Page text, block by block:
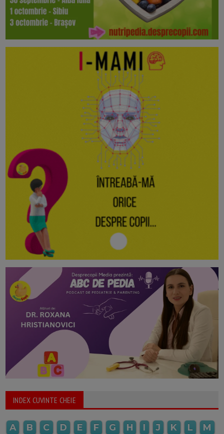
INDEX CUVINTE CHEIE
A B C D E F G H I J K L
M